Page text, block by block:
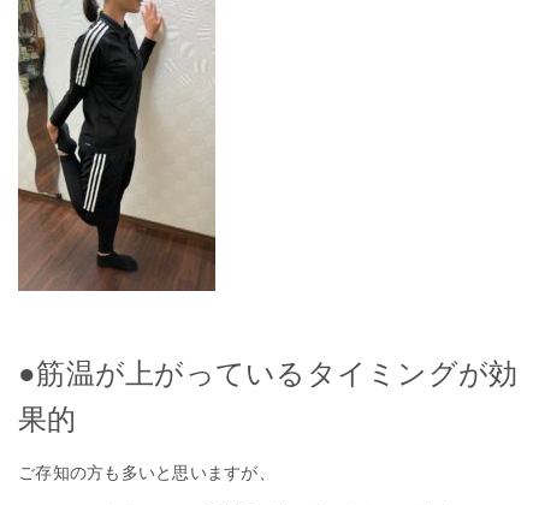
●筋温が上がっているタイミングが効
果的
ご存知の方も多いと思いますが、